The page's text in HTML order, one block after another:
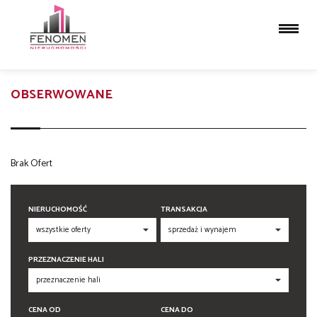
OBSERWOWANE
Brak Ofert
NIERUCHOMOŚĆ TRANSAKCJA
PRZEZNACZENIE HALI
CENA OD CENA DO